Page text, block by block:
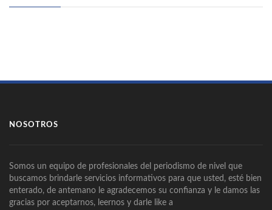
NOSOTROS
Somos un equipo de profesionales del periodismo de nivel que
buscamos brindarle servicios informativos para que usted, esté bien
enterado, de antemano le agradecemos su confianza y le damos las
gracias por aceptarnos, leernos y darle like a